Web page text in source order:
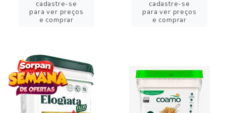
cadastre-se
para ver preços
e comprar
cadastre-se
para ver preços
e comprar